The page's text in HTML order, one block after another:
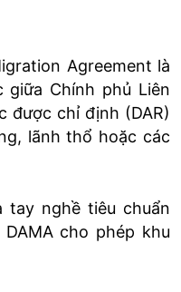
Agreement là
Chính phủ Liên
được chỉ định (DAR)
lãnh thổ hoặc các
tay nghề tiêu chuẩn
DAMA cho phép khu